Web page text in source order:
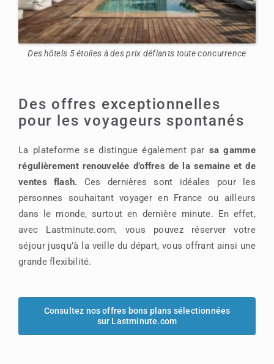
Des hôtels 5 étoiles à des prix défiants toute concurrence
Des offres exceptionnelles
pour les voyageurs spontanés
La plateforme se distingue également par sa gamme
régulièrement renouvelée d’offres de la semaine et de
ventes flash. Ces dernières sont idéales pour les
personnes souhaitant voyager en France ou ailleurs
dans le monde, surtout en dernière minute. En effet,
avec Lastminute.com, vous pouvez réserver votre
séjour jusqu’à la veille du départ, vous offrant ainsi une
grande flexibilité.
Consultez nos offres bons plans sélectionnées
sur Lastminute.com